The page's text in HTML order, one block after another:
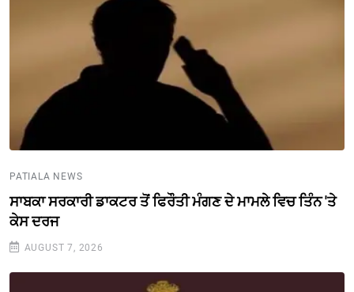
PATIALA NEWS
ਸਾਬਕਾ ਸਰਕਾਰੀ ਡਾਕਟਰ ਤੋਂ ਫਿਰੌਤੀ ਮੰਗਣ ਦੇ ਮਾਮਲੇ ਵਿਚ ਤਿੰਨ 'ਤੇ
ਕੇਸ ਦਰਜ
AUGUST 7, 2026